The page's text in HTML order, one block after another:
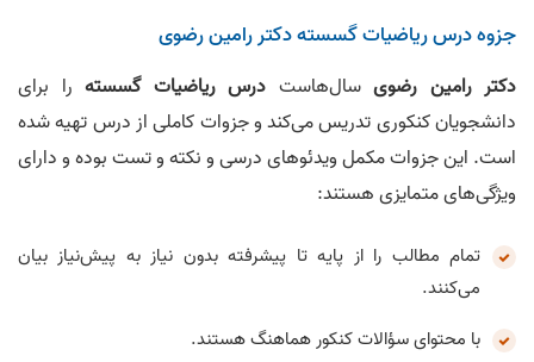
جزوه درس ریاضیات گسسته دکتر رامین رضوی
دکتر رامین رضوی سال‌هاست درس ریاضیات گسسته را برای
دانشجویان کنکوری تدریس می‌کند و جزوات کاملی از درس تهیه شده
است. این جزوات مکمل ویدئوهای درسی و نکته و تست بوده و دارای
ویژگی‌های متمایزی هستند:
تمام مطالب را از پایه تا پیشرفته بدون نیاز به پیش‌نیاز بیان
می‌کنند.
با محتوای سؤالات کنکور هماهنگ هستند.